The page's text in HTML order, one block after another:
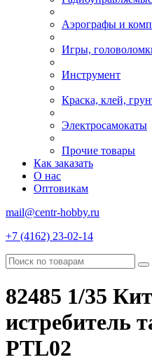
Аэрографы и
Игры,
Инструмент
Краска, клей,
Электросамокаты
Прочие товары
Как заказать
О нас
Оптовикам
mail@centr-hobby.ru
+7 (4162) 23-02-14
82485 1/35
истребитель
PTL02